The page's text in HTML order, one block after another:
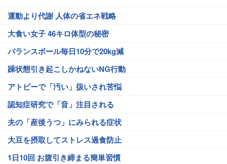
運動より代謝 人体の省エネ戦略
大食い女子 46キロ体型の秘密
バランスボール毎日10分で20kg減
躁状態引き起こしかねないNG行動
アトピーで「汚い」扱いされ苦悩
認知症研究で「音」注目される
夫の「産後うつ」にみられる症状
大豆を摂取してストレス過食防止
1日10回 お腹引き締まる簡単習慣